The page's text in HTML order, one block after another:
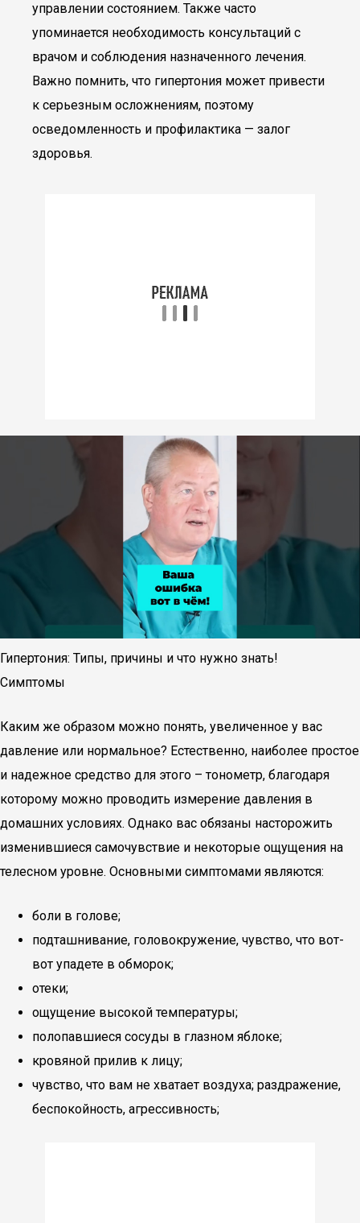
управлении состоянием. Также часто
упоминается необходимость консультаций с
врачом и соблюдения назначенного лечения.
Важно помнить, что гипертония может привести
к серьезным осложнениям, поэтому
осведомленность и профилактика — залог
здоровья.
Гипертония: Типы, причины и что нужно знать!
Симптомы
Каким же образом можно понять, увеличенное у вас
давление или нормальное? Естественно, наиболее простое
и надежное средство для этого – тонометр, благодаря
которому можно проводить измерение давления в
домашних условиях. Однако вас обязаны насторожить
изменившиеся самочувствие и некоторые ощущения на
телесном уровне. Основными симптомами являются:
боли в голове;
подташнивание, головокружение, чувство, что вот-
вот упадете в обморок;
отеки;
ощущение высокой температуры;
полопавшиеся сосуды в глазном яблоке;
кровяной прилив к лицу;
чувство, что вам не хватает воздуха; раздражение,
беспокойность, агрессивность;